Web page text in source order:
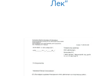
Лек"